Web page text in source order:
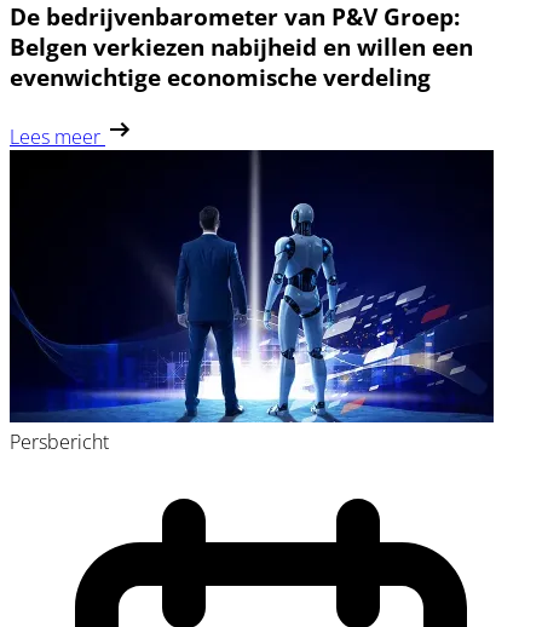
De bedrijvenbarometer van P&V Groep:
Belgen verkiezen nabijheid en willen een
evenwichtige economische verdeling
Lees meer
Persbericht